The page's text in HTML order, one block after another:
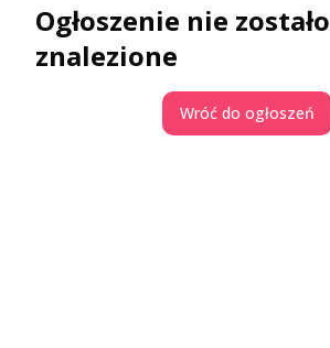
Ogłoszenie nie zostało
znalezione
Wróć do ogłoszeń